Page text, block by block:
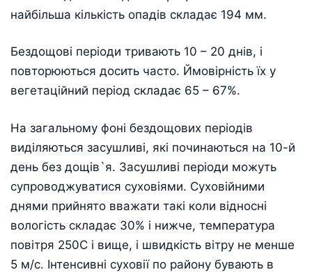
найбільша кількість опадів складає 194 мм.
Бездощові періоди тривають 10 – 20 днів, і
повторюються досить часто. Ймовірність їх у
вегетаційний період складає 65 – 67%.
На загальному фоні бездощових періодів
виділяються засушливі, які починаються на 10-й
день без дощів`я. Засушливі періоди можуть
супроводжуватися суховіями. Суховійними
днями прийнято вважати такі коли відносні
вологість складає 30% і нижче, температура
повітря 250С і вище, і швидкість вітру не менше
5 м/с. Інтенсивні суховії по району бувають в